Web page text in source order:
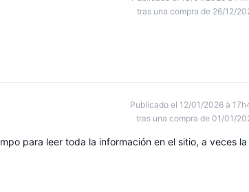
tras una compra de 26/12/
Publicado el 12/01/2026 à
tras una compra de 01/01/
para leer toda la información en el sitio, a veces la